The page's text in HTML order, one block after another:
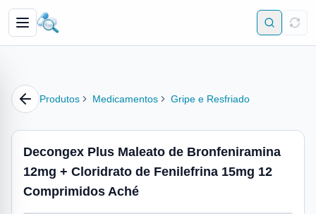
Produtos Medicamentos Gripe e Resfriado
Decongex Plus Maleato de Bronfeniramina
12mg + Cloridrato de Fenilefrina 15mg 12
Comprimidos Aché